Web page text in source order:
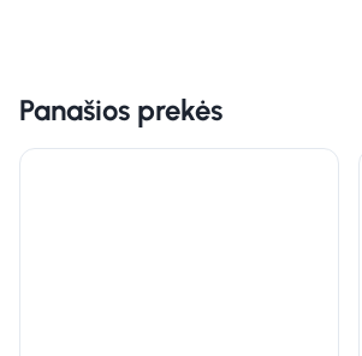
Panašios prekės